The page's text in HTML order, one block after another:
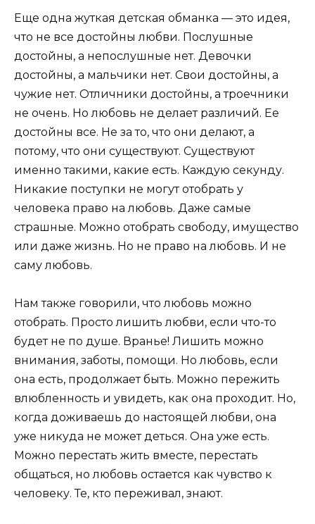
Еще одна жуткая детская обманка — это идея,
что не все достойны любви. Послушные
достойны, а непослушные нет. Девочки
достойны, а мальчики нет. Свои достойны, а
чужие нет. Отличники достойны, а троечники
не очень. Но любовь не делает различий. Ее
достойны все. Не за то, что они делают, а
потому, что они существуют. Существуют
именно такими, какие есть. Каждую секунду.
Никакие поступки не могут отобрать у
человека право на любовь. Даже самые
страшные. Можно отобрать свободу, имущество
или даже жизнь. Но не право на любовь. И не
саму любовь.
Нам также говорили, что любовь можно
отобрать. Просто лишить любви, если что-то
будет не по душе. Вранье! Лишить можно
внимания, заботы, помощи. Но любовь, если
она есть, продолжает быть. Можно пережить
влюбленность и увидеть, как она проходит. Но,
когда доживаешь до настоящей любви, она
уже никуда не может деться. Она уже есть.
Можно перестать жить вместе, перестать
общаться, но любовь остается как чувство к
человеку. Те, кто переживал, знают.